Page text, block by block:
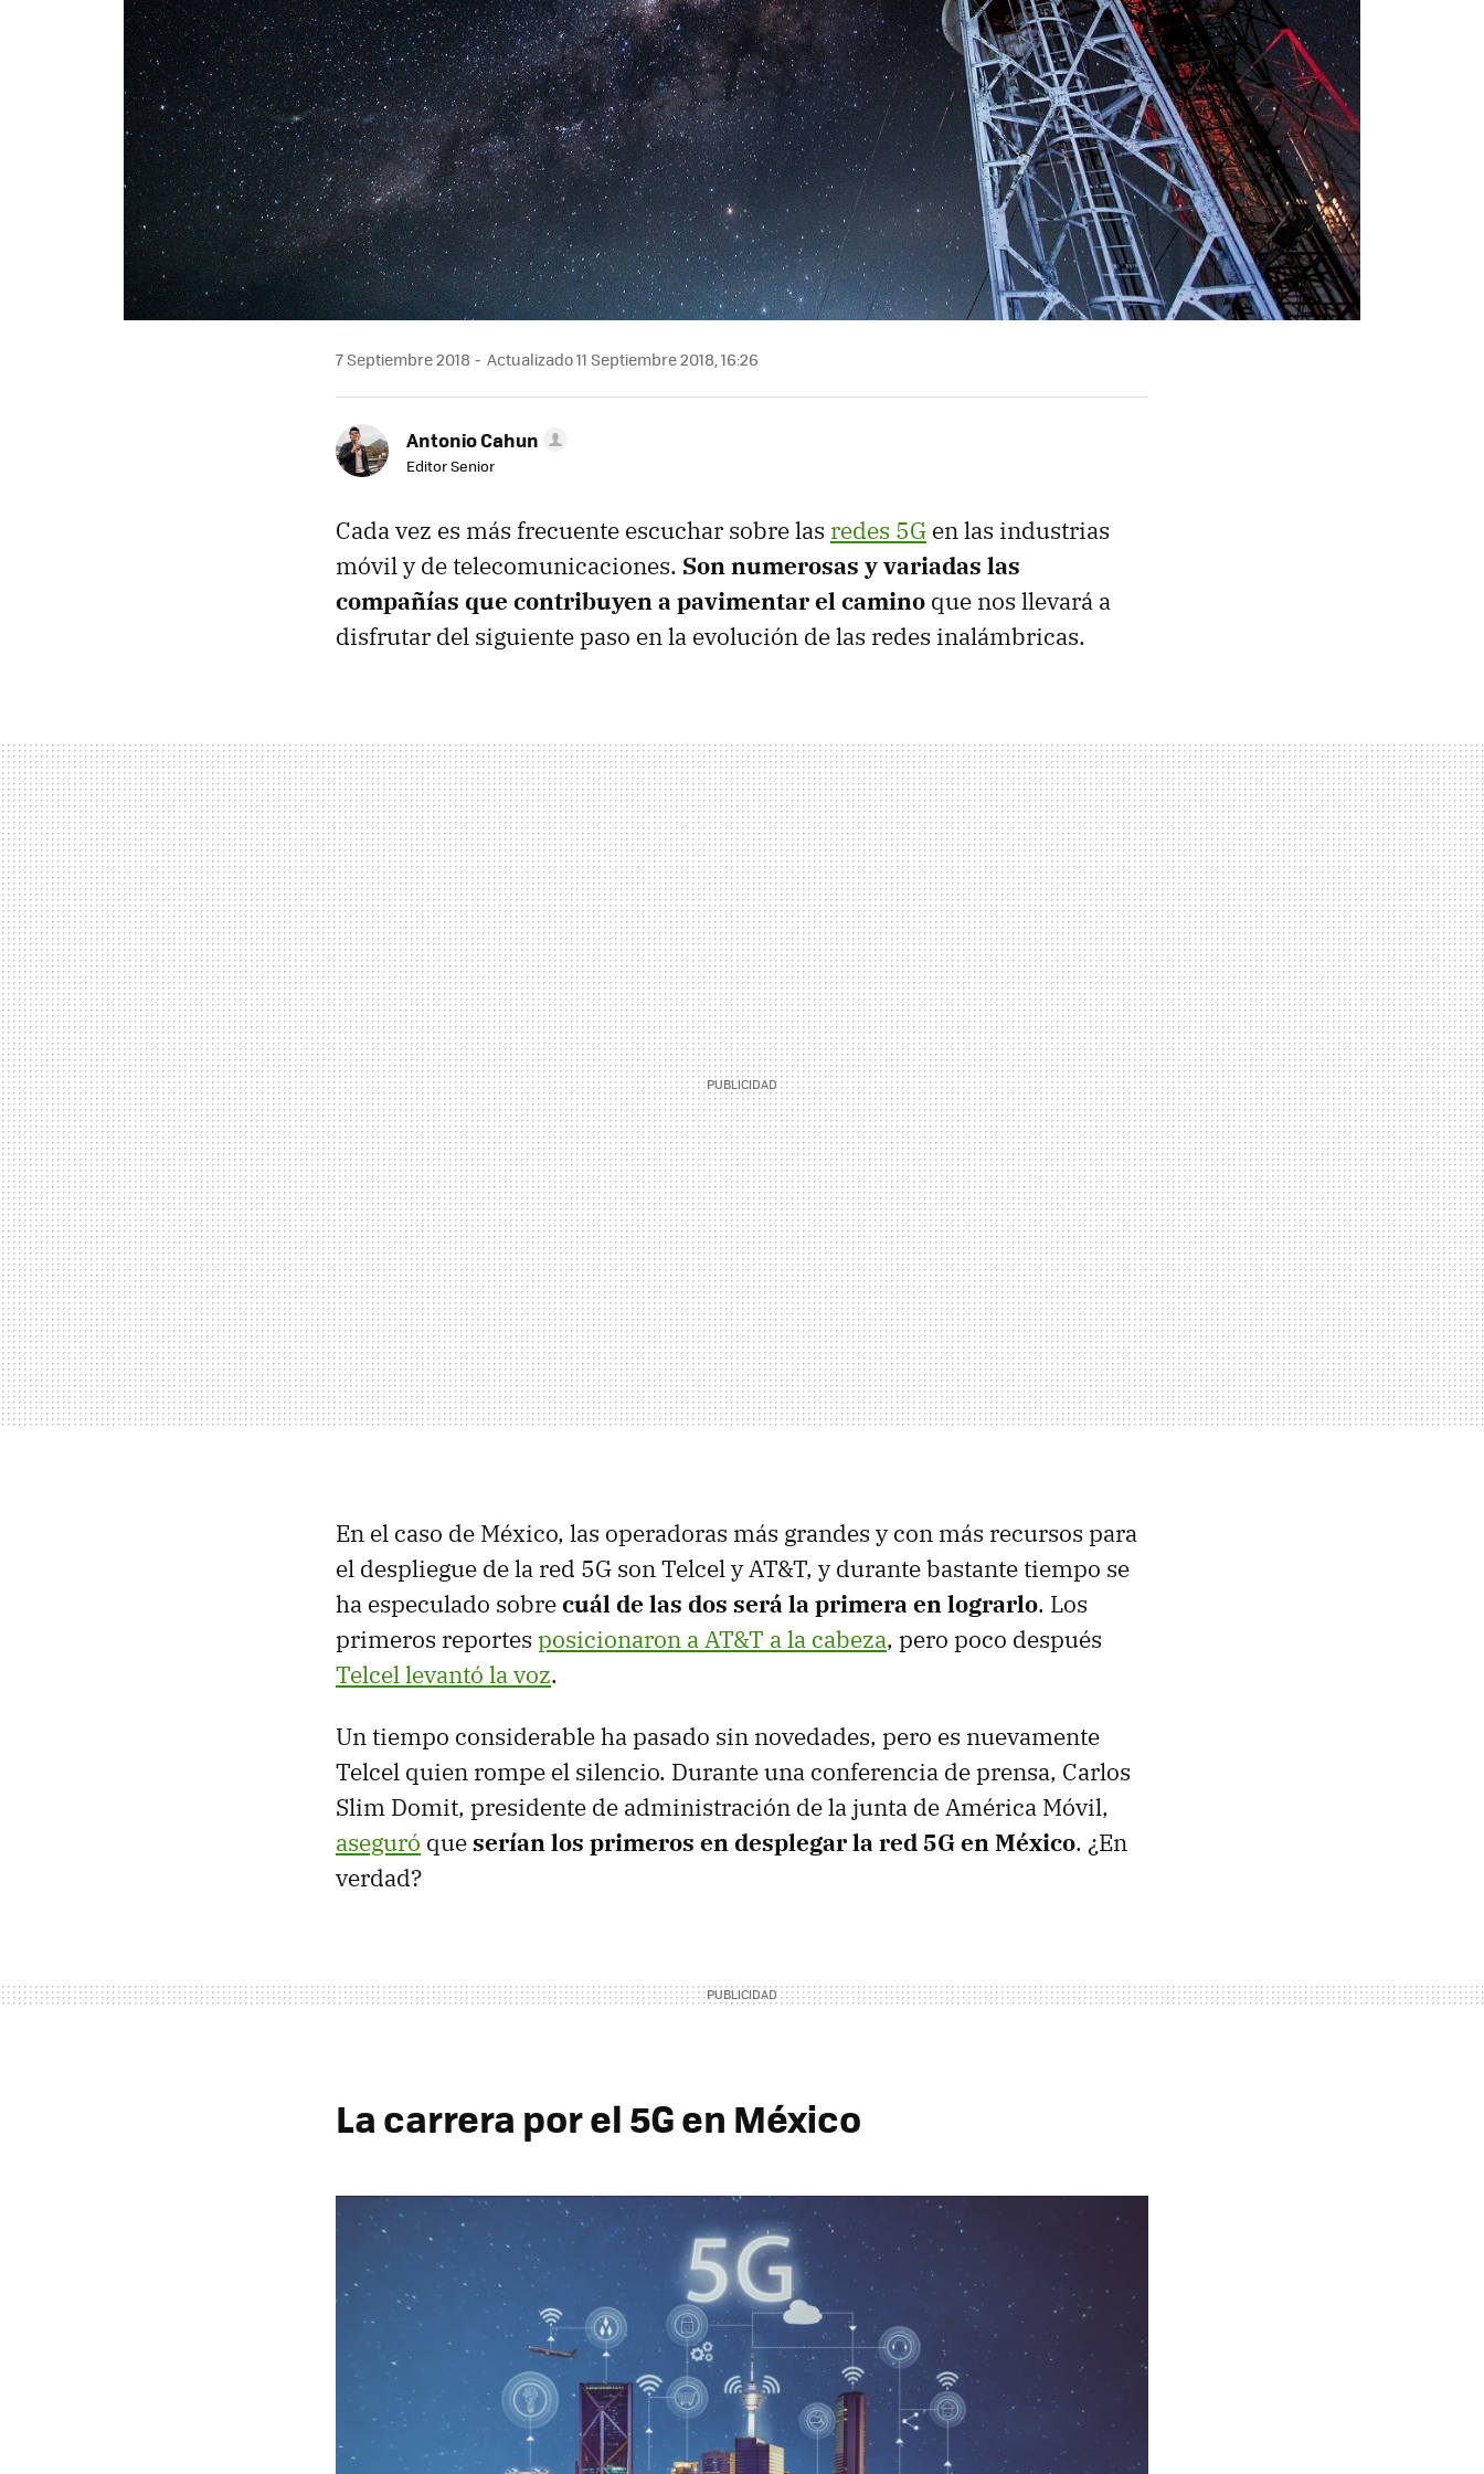
7 Septiembre 2018 Actualizado 11 Septiembre 2018, 16:26
Antonio Cahun
Editor Senior
Cada vez es más frecuente escuchar sobre las redes 5G en las industrias
móvil y de telecomunicaciones. Son numerosas y variadas las
compañías que contribuyen a pavimentar el camino que nos llevará a
disfrutar del siguiente paso en la evolución de las redes inalámbricas.
En el caso de México, las operadoras más grandes y con más recursos para
el despliegue de la red 5G son Telcel y AT&T, y durante bastante tiempo se
ha especulado sobrecuál de las dos será la primera en lograrlo. Los
primeros reportes posicionaron a AT&T a la cabeza, pero poco después
Telcel levantó la voz.
Un tiempo considerable ha pasado sin novedades, pero es nuevamente
Telcel quien rompe el silencio. Durante una conferencia de prensa, Carlos
Slim Domit, presidente de administración de la junta de América Móvil,
aseguró queserían los primeros en desplegar la red 5G en México. ¿En
verdad?
La carrera por el 5G en México